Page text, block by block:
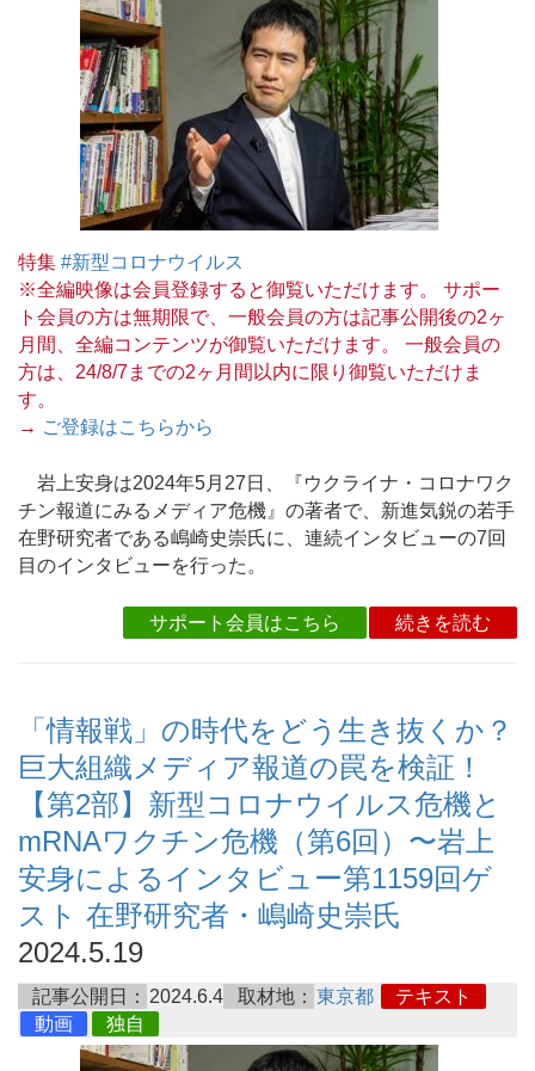
特集 #新型コロナウイルス
※全編映像は会員登録すると御覧いただけます。 サポー
ト会員の方は無期限で、一般会員の方は記事公開後の2ヶ
月間、全編コンテンツが御覧いただけます。 一般会員の
方は、24/8/7までの2ヶ月間以内に限り御覧いただけま
す。
→ ご登録はこちらから
岩上安身は2024年5月27日、『ウクライナ・コロナワク
チン報道にみるメディア危機』の著者で、新進気鋭の若手
在野研究者である嶋崎史崇氏に、連続インタビューの7回
目のインタビューを行った。
サポート会員はこちら 続きを読む
「情報戦」の時代をどう生き抜くか？
巨大組織メディア報道の罠を検証！
【第2部】新型コロナウイルス危機と
mRNAワクチン危機（第6回）〜岩上
安身によるインタビュー第1159回ゲ
スト 在野研究者・嶋崎史崇氏
2024.5.19
記事公開日： 2024.6.4 取材地： 東京都
テキスト
動画
独自